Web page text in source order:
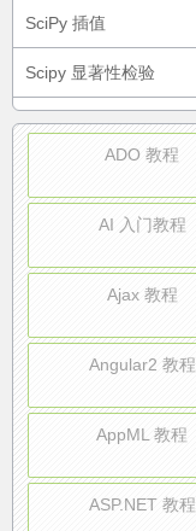
SciPy 插值
Scipy 显著性检验
ADO 教程
AI 入门教程
Ajax 教程
Angular2 教程
AppML 教程
ASP.NET 教程